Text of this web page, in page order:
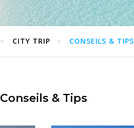
CITY TRIP CONSEILS & TIPS
Conseils & Tips